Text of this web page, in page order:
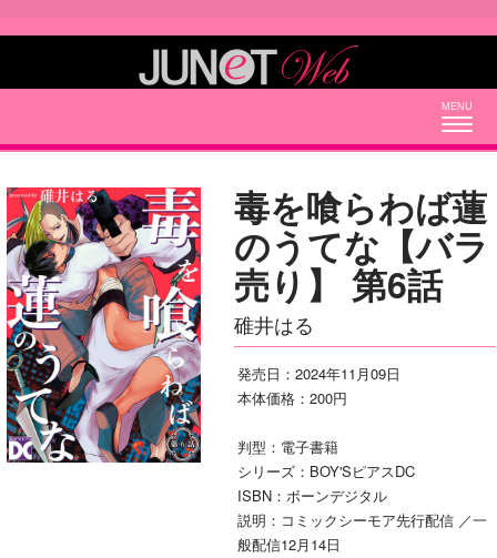
毒を喰らわば蓮
のうてな【バラ
売り】 第6話
碓井はる
発売日：2024年11月09日
本体価格：200円
判型：電子書籍
シリーズ：BOY'SピアスDC
ISBN：ボーンデジタル
説明：コミックシーモア先行配信 ／一
般配信12月14日